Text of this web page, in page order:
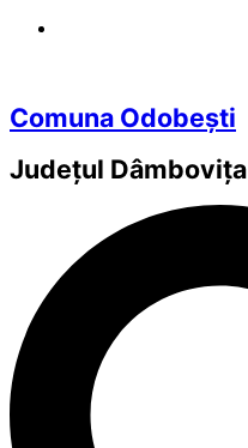
Comuna Odobești
Județul Dâmbovița